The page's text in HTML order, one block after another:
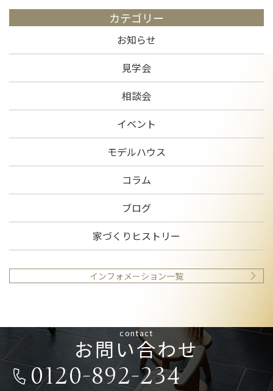
カテゴリー
お知らせ
見学会
相談会
イベント
モデルハウス
コラム
ブログ
家づくりヒストリー
インフォメーション一覧
contact
お問い合わせ
0120-892-234